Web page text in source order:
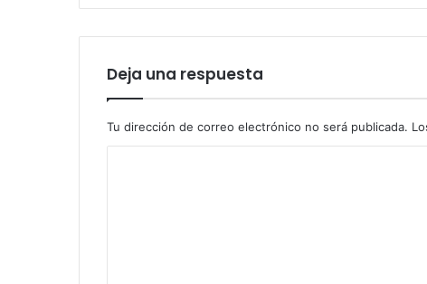
Deja una respuesta
Tu dirección de correo electrónico no será publicada.